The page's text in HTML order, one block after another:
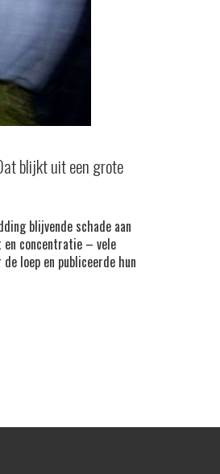
blijkt uit een grote
blijvende schade aan
en concentratie – vele
loep en publiceerde hun